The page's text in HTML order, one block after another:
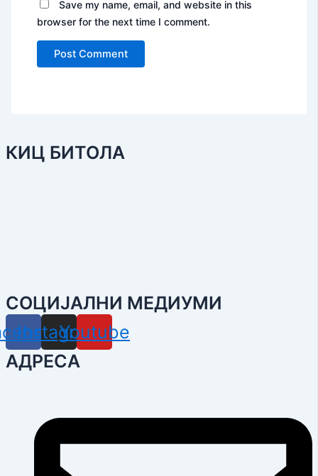
Save my name, email, and website in this
browser for the next time I comment.
КИЦ БИТОЛА
СОЦИЈАЛНИ МЕДИУМИ
Instagram
Youtube
АДРЕСА